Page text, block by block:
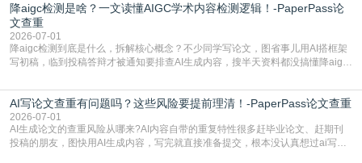
降aigc检测是啥？一文读懂AIGC学术内容检测逻辑！-PaperPass论
文查重
2026-07-01
降aigc检测到底是什么，拆解核心概念？不少同学写论文，图省事儿用AI搭框架
写初稿，临到投稿答辩才被通知要排查AI生成内容，搜半天资料都没搞懂降aigc
怕是已经入行的科研人员，不少人也搞不清降aigc检测是啥，对相关要求摸不
准。其实，降aigc检测是伴随AIGC工具在学术领域普及诞生的新需求，核心是为
了满足现在高校、期刊对AI生
AI写论文查重有问题吗？这些风险要提前理清！-PaperPass论文查重
2026-07-01
AI生成论文的查重风险从哪来?AI内容自带的重复特性很多赶毕业论文、赶期刊
投稿的朋友，图快用AI生成内容，写完就直接准备提交，根本没认真想过ai写论